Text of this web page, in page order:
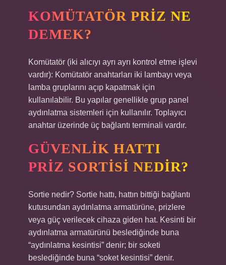
KOMÜTATÖR PRIZ NE
DEMEK?
Komütatör (iki alıcıyı ayrı ayrı kontrol etme işlevi
vardır): Komütatör anahtarları iki lambayı veya
lamba gruplarını açıp kapatmak için
kullanılabilir. Bu yapılar genellikle grup panel
aydınlatma sistemleri için kullanılır. Toplayıcı
anahtar üzerinde üç bağlantı terminali vardır.
GÜVENLIK HATTI
PRIZ SORTISI NEDIR?
Sortie nedir? Sortie hattı, hattın bittiği bağlantı
kutusundan aydınlatma armatürüne, prizlere
veya güç verilecek cihaza giden hat. Kesinti bir
aydınlatma armatürünü beslediğinde buna
“aydınlatma kesintisi” denir; bir soketi
beslediğinde buna “soket kesintisi” denir.